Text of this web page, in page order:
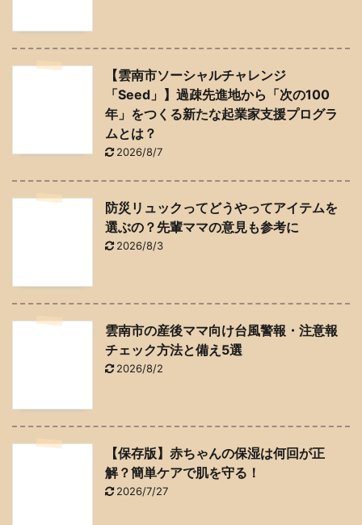
【雲南市ソーシャルチャレンジ
「Seed」】過疎先進地から「次の100
年」をつくる新たな起業家支援プログラ
ムとは？
2026/8/7
防災リュックってどうやってアイテムを
選ぶの？先輩ママの意見も参考に
2026/8/3
雲南市の産後ママ向け台風警報・注意報
チェック方法と備え5選
2026/8/2
【保存版】赤ちゃんの保湿は何回が正
解？簡単ケアで肌を守る！
2026/7/27